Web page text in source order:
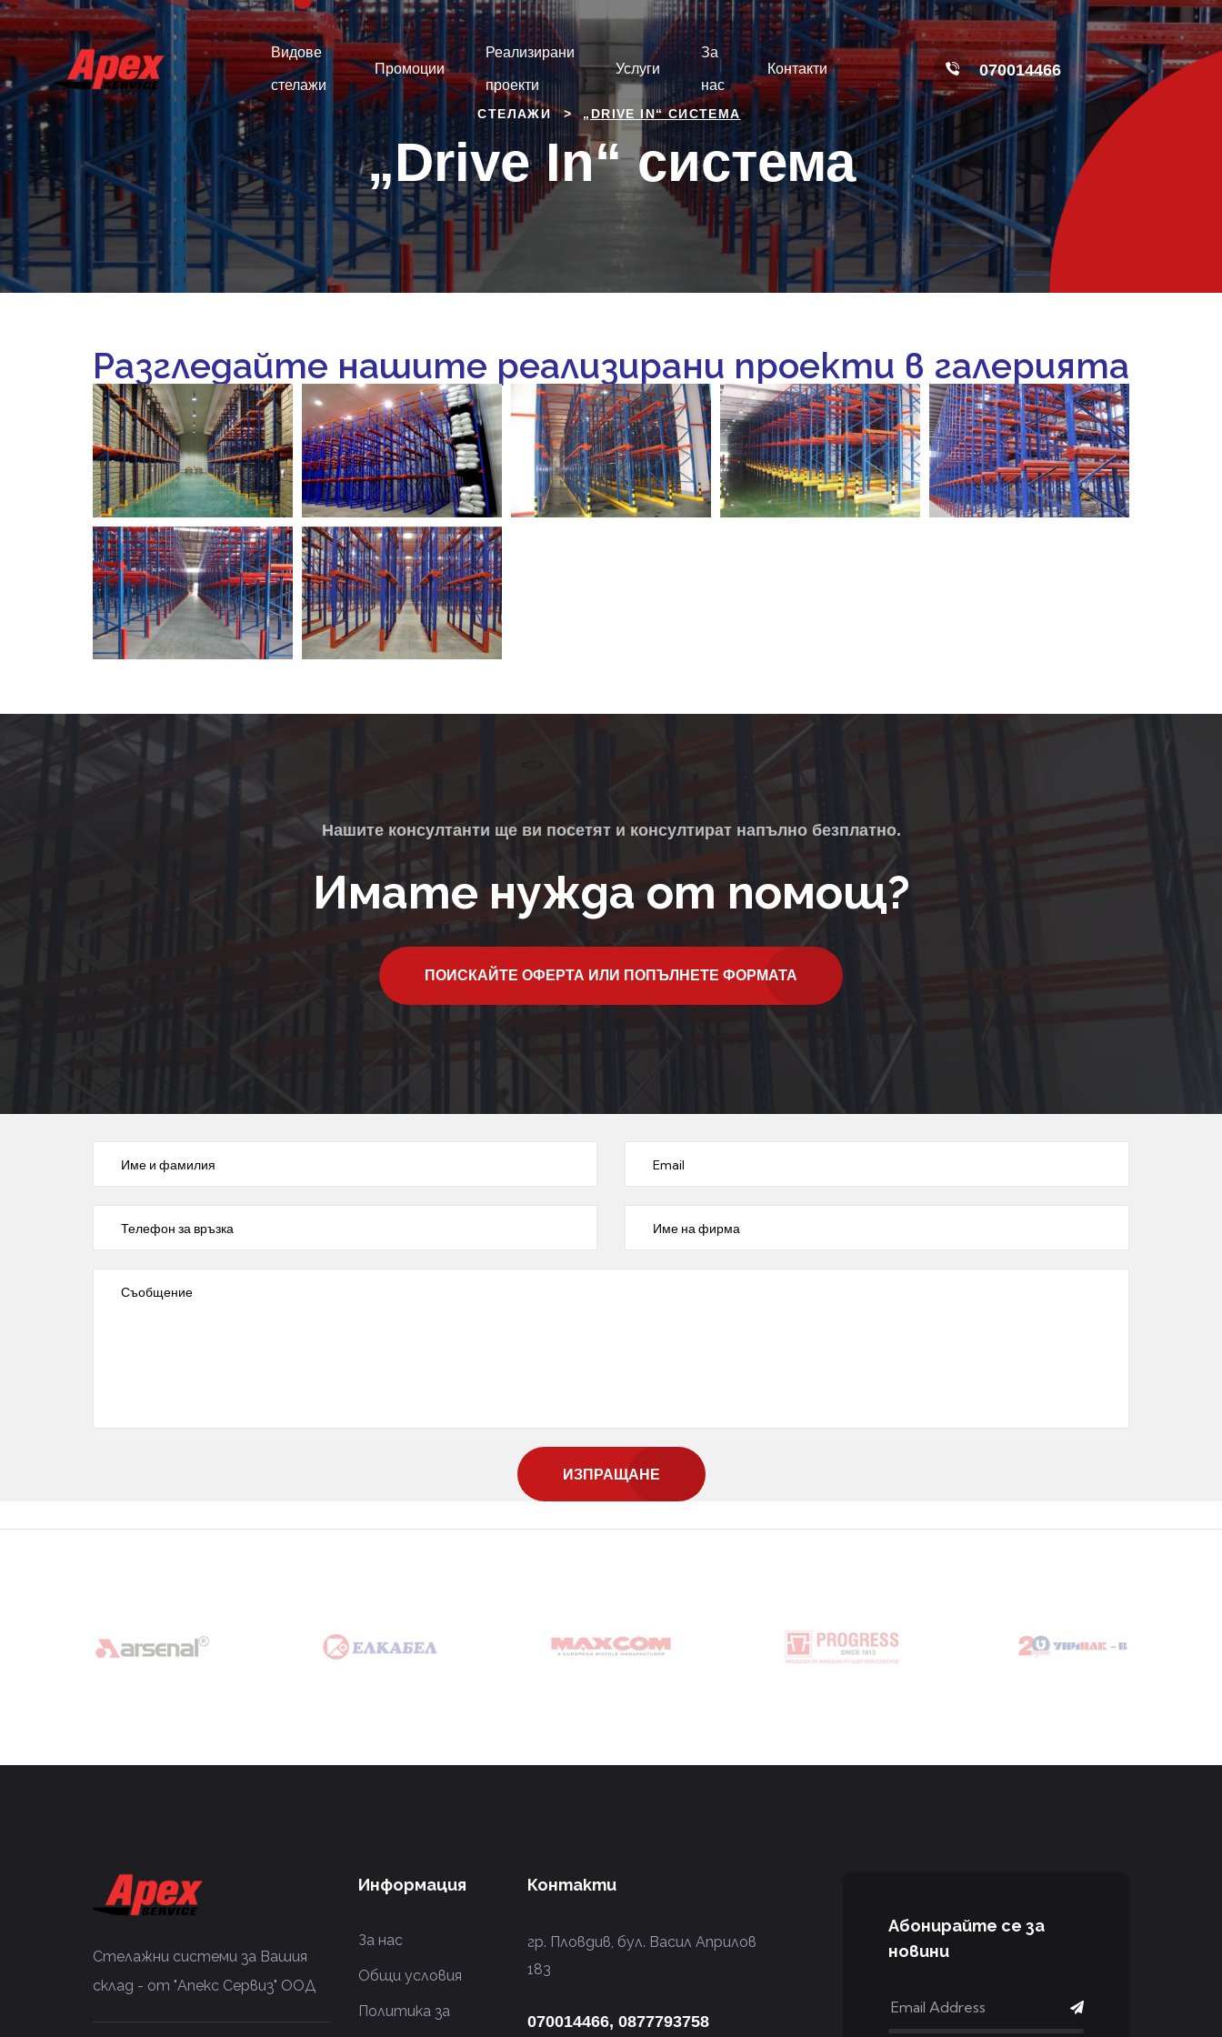
Видове
стелажи
Промоции
Реализирани
проекти
Услуги
За
нас
Контакти 070014466
СТЕЛАЖИ > „DRIVE IN“ СИСТЕМА
„Drive In“ система
Разгледайте нашите реализирани проекти в галерията
Нашите консултанти ще ви посетят и консултират напълно безплатно.
Имате нужда от помощ?
ПОИСКАЙТЕ ОФЕРТА ИЛИ ПОПЪЛНЕТЕ ФОРМАТА
ИЗПРАЩАНЕ
Стелажни системи за Вашия
склад - от "Апекс Сервиз" ООД
Информация
За нас
Общи условия
Политика за
Контакти
гр. Пловдив, бул. Васил Априлов
183
070014466, 0877793758
Aбонирайте се за
новини